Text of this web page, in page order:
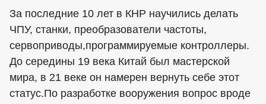
За последние 10 лет в КНР научились делать
ЧПУ, станки, преобразователи частоты,
сервоприводы,программируемые контроллеры.
До середины 19 века Китай был мастерской
мира, в 21 веке он намерен вернуть себе этот
статус.По разработке вооружения вопрос вроде